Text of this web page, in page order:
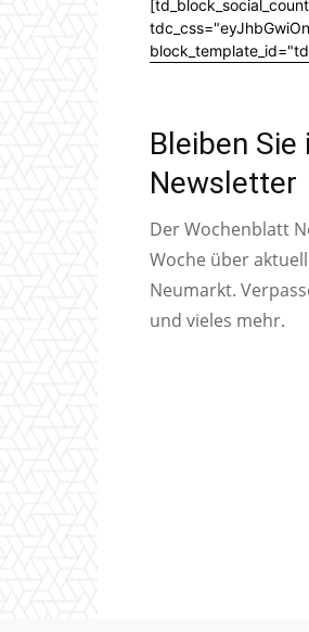
Bleiben
Newsletter
Der Wochenblatt
Woche über
Neumarkt.
und vieles mehr.